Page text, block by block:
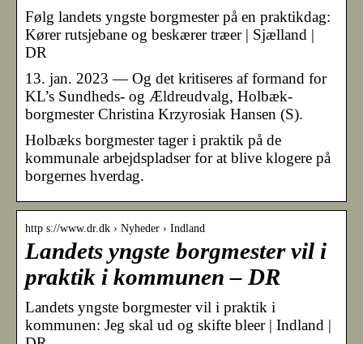
Følg landets yngste borgmester på en praktikdag:
Kører rutsjebane og beskærer træer | Sjælland |
DR
13. jan. 2023 — Og det kritiseres af formand for
KL’s Sundheds- og Ældreudvalg, Holbæk-
borgmester Christina Krzyrosiak Hansen (S).
Holbæks borgmester tager i praktik på de
kommunale arbejdspladser for at blive klogere på
borgernes hverdag.
http s://www.dr.dk › Nyheder › Indland
Landets yngste borgmester vil i
praktik i kommunen – DR
Landets yngste borgmester vil i praktik i
kommunen: Jeg skal ud og skifte bleer | Indland |